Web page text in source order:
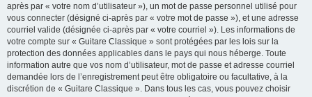
après par « votre nom d’utilisateur »), un mot de passe personnel utilisé pour
vous connecter (désigné ci-après par « votre mot de passe »), et une adresse
courriel valide (désignée ci-après par « votre courriel »). Les informations de
votre compte sur « Guitare Classique » sont protégées par les lois sur la
protection des données applicables dans le pays qui nous héberge. Toute
information autre que vos nom d’utilisateur, mot de passe et adresse courriel
demandée lors de l’enregistrement peut être obligatoire ou facultative, à la
discrétion de « Guitare Classique ». Dans tous les cas, vous pouvez choisir